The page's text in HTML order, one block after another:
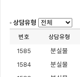
상담유형
번호 상담유형
1585 분실물
1584
분실물